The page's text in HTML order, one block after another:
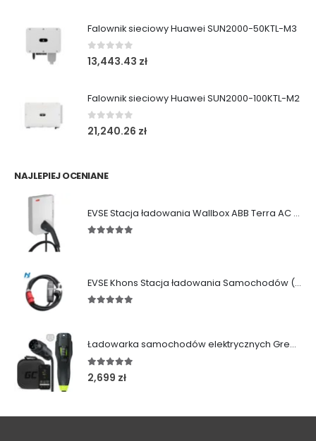
Falownik sieciowy Huawei SUN2000-50KTL-M3
0out of 5
13,443.43 zł
Falownik sieciowy Huawei SUN2000-100KTL-M2
0out of 5
21,240.26 zł
NAJLEPIEJ OCENIANE
EVSE Stacja ładowania Wallbox ABB Terra AC (11/22 kW|Gniazdo|Kabel)
EVSE Khons Stacja ładowania Samochodów (11kW|Typ2|RCD B)
Ładowarka samochodów elektrycznych Green Cell Habu (11kW | Type 2 | 7m)
5.00 out of 5
2,699 zł